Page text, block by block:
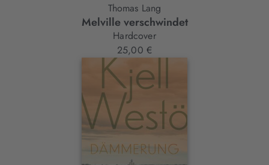
Thomas Lang
Melville verschwindet
Hardcover
25,00 €